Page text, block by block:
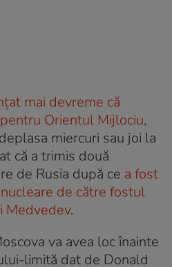
mai devreme că
Orientul Mijlociu,
miercuri sau joi la
că a trimis două
de Rusia după ce a fost
de către fostul
Medvedev.
va avea loc înainte
limită dat de Donald